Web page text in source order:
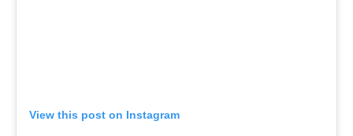
View this post on Instagram